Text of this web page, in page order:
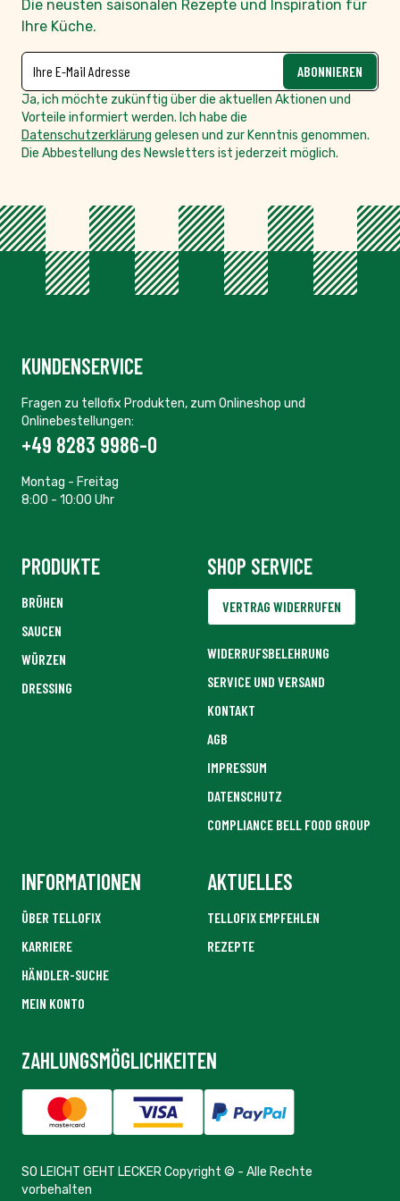
Die neusten saisonalen Rezepte und Inspiration für
Ihre Küche.
NEWSLETTER E-Mailadresse
ABONNIEREN
Ja, ich möchte zukünftig über die aktuellen Aktionen und
Vorteile informiert werden. Ich habe die
Datenschutzerklärung gelesen und zur Kenntnis genommen.
Die Abbestellung des Newsletters ist jederzeit möglich.
KUNDENSERVICE
Fragen zu tellofix Produkten, zum Onlineshop und
Onlinebestellungen:
+49 8283 9986-0
Montag - Freitag
8:00 - 10:00 Uhr
PRODUKTE
BRÜHEN
SAUCEN
WÜRZEN
DRESSING
SHOP SERVICE
VERTRAG WIDERRUFEN
WIDERRUFSBELEHRUNG
SERVICE UND VERSAND
KONTAKT
AGB
IMPRESSUM
DATENSCHUTZ
COMPLIANCE BELL FOOD GROUP
INFORMATIONEN
ÜBER TELLOFIX
KARRIERE
HÄNDLER-SUCHE
MEIN KONTO
AKTUELLES
TELLOFIX EMPFEHLEN
REZEPTE
ZAHLUNGSMÖGLICHKEITEN
SO LEICHT GEHT LECKER Copyright © - Alle Rechte
vorbehalten